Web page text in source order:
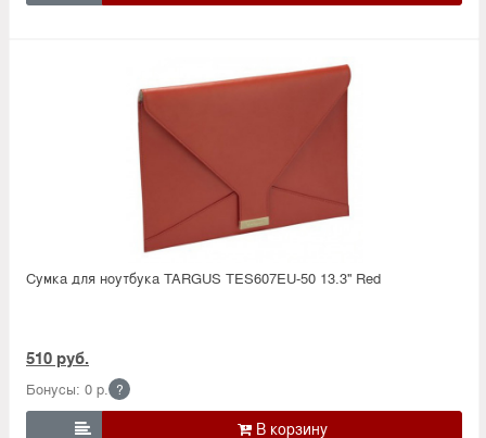
Сумка для ноутбука TARGUS TES607EU-50 13.3'' Red
510 руб.
Бонусы: 0 р. ?
